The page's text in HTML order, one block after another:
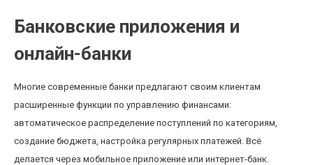
Банковские приложения и
онлайн-банки
Многие современные банки предлагают своим клиентам
расширенные функции по управлению финансами:
автоматическое распределение поступлений по категориям,
создание бюджета, настройка регулярных платежей. Всё
делается через мобильное приложение или интернет-банк.